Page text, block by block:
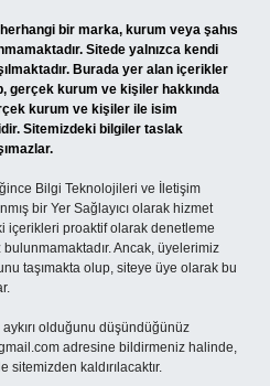
bir marka, kurum veya şahıs
Sitede yalnızca kendi
Burada yer alan içerikler
gerçek kurum ve kişiler hakkında
kurum ve kişiler ile isim
Sitemizdeki bilgiler taslak
Bilgi Teknolojileri ve İletişim
bir Yer Sağlayıcı olarak hizmet
içerikleri proaktif olarak denetleme
Ancak, üyelerimiz
taşımakta olup, siteye üye olarak bu
olduğunu düşündüğünüz
adresine bildirmeniz halinde,
kaldırılacaktır.